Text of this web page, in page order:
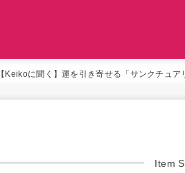
【Keikoに聞く】運を引き寄せる「サンクチュア
Item